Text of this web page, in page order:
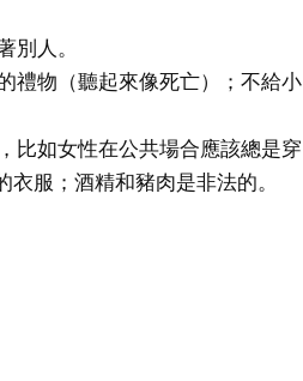
別人。
禮物（聽起來像死亡）；不給小
比如女性在公共場合應該總是穿
服；酒精和豬肉是非法的。